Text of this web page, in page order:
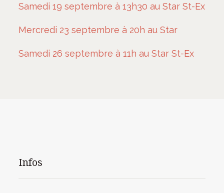
Samedi 19 septembre à 13h30 au Star St-Ex
Mercredi 23 septembre à 20h au Star
Samedi 26 septembre à 11h au Star St-Ex
Infos